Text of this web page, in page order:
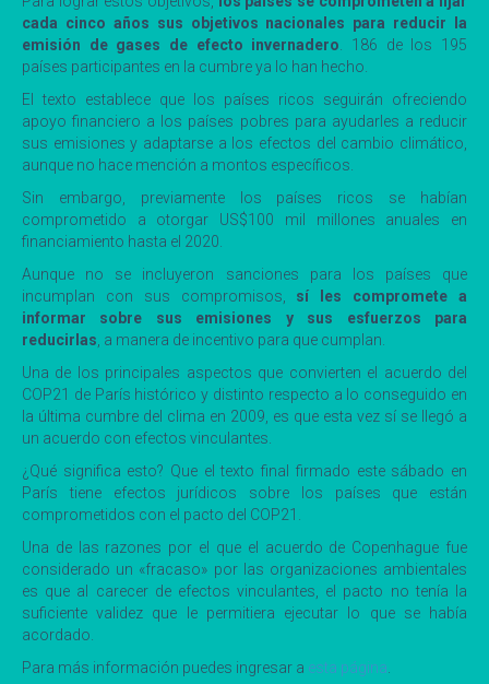
cada cinco años sus objetivos nacionales para reducir la
emisión de gases de efecto invernadero. 186 de los 195
países participantes en la cumbre ya lo han hecho.
El texto establece que los países ricos seguirán ofreciendo
apoyo financiero a los países pobres para ayudarles a reducir
sus emisiones y adaptarse a los efectos del cambio climático,
aunque no hace mención a montos específicos.
Sin embargo, previamente los países ricos se habían
comprometido a otorgar US$100 mil millones anuales en
financiamiento hasta el 2020.
Aunque no se incluyeron sanciones para los países que
incumplan con sus compromisos, sí les compromete a
informar sobre sus emisiones y sus esfuerzos para
reducirlas, a manera de incentivo para que cumplan.
Una de los principales aspectos que convierten el acuerdo del
COP21 de París histórico y distinto respecto a lo conseguido en
la última cumbre del clima en 2009, es que esta vez sí se llegó a
un acuerdo con efectos vinculantes.
¿Qué significa esto? Que el texto final firmado este sábado en
París tiene efectos jurídicos sobre los países que están
comprometidos con el pacto del COP21.
Una de las razones por el que el acuerdo de Copenhague fue
considerado un «fracaso» por las organizaciones ambientales
es que al carecer de efectos vinculantes, el pacto no tenía la
suficiente validez que le permitiera ejecutar lo que se había
acordado.
Para más información puedes ingresar a esta página.